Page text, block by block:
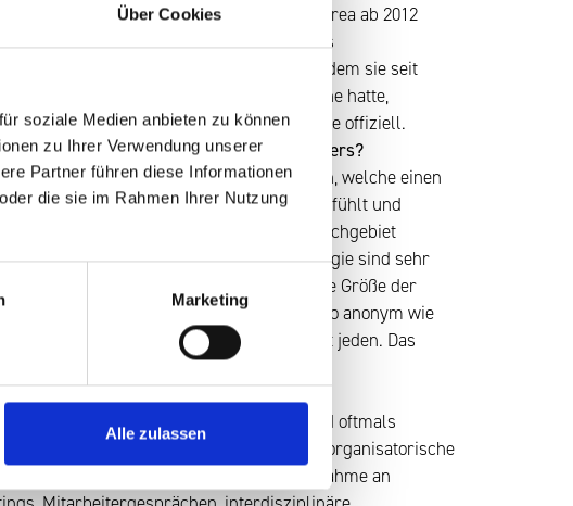
Über Cookies
soziale Medien anbieten zu können
zu Ihrer Verwendung unserer
Partner führen diese Informationen
die sie im Rahmen Ihrer Nutzung
Marketing
Alle zulassen
Stationsleitung war, wurde Andrea ab 2012
im Haus. 2016 war sie zudem als
Pflegedienstleitung tätig. Nachdem sie seit
Sommer die Position kommissarisch inne hatte,
Andrea mit Anfang 2023 die PDL-Stelle offiziell.
für Dich die Arbeit im KIZ so besonders?
einen sind es die Kolleginnen und Kollegen, welche einen
Teil dazu beitragen, dass man sich wohl fühlt und
Freude in und an der Arbeit hat. Das Fachgebiet
sowie die Wirbelsäulenchirurgie sind sehr
und abwechslungsreich. Zudem hat die Größe der
ihren ganz eigenen Charme. Es ist nicht so anonym wie
aus größeren Kliniken kenne. Jeder kennt jeden. Das
das miteinander viel persönlicher.
ein typischer Arbeitstag bei Dir aus?
Arbeitstag ist sehr abwechslungsreich und oftmals
Von Personalplanung über organisatorische
administrative Tätigkeiten, bis hin zur Teilnahme an